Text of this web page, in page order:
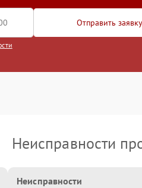
Отправить
Неисправности
Неисправности